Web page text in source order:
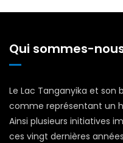
Qui sommes-
Le Lac Tanganyika et son
comme représentant un
Ainsi plusieurs initiatives
ces vingt dernières